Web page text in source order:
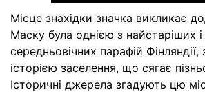
Місце знахідки значка викликає
Маску була однією з найстаріших
середньовічних парафій
історією заселення, що сягає
Історичні джерела згадують цю